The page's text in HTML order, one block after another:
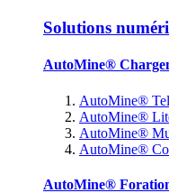
Solutions
AutoMine®
AutoMine®
AutoMine®
AutoMine®
AutoMine®
AutoMine®